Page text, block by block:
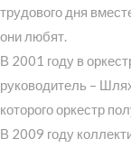
трудового дня
они любят.
В 2001 году в
руководитель –
которого оркестр
В 2009 году